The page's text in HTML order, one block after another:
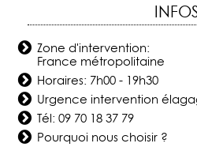
Zone d'intervention:
France métropolitaine
Horaires: 7h00 - 19h30
Urgence intervention
Tél:09 70 18 37 79
Pourquoi nous choisir ?